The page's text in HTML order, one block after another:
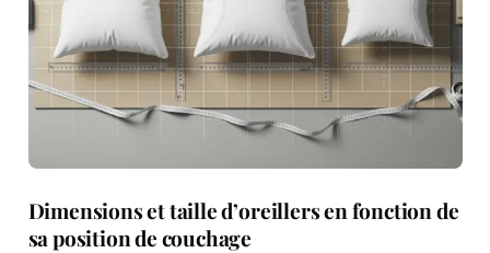
Dimensions et taille d’oreillers en fonction de
sa position de couchage